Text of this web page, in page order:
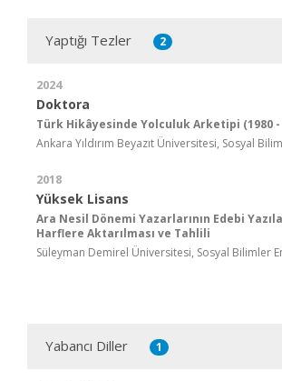
Yaptığı Tezler 2
2024
Doktora
Türk Hikâyesinde Yolculuk Arketipi (1980 -
Ankara Yıldırım Beyazıt Üniversitesi, Sosyal
2018
Yüksek Lisans
Ara Nesil Dönemi Yazarlarının Edebi
Harflere Aktarılması ve Tahlili
Süleyman Demirel Üniversitesi, Sosyal Bilimler
Yabancı Diller 1